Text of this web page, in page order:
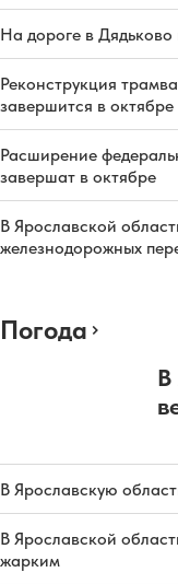
На дороге в Дядьково
Реконструкция
завершится в октябре
Расширение
завершат в октябре
В Ярославской
железнодорожных
Погода
В
В Ярославскую
В Ярославской
жарким